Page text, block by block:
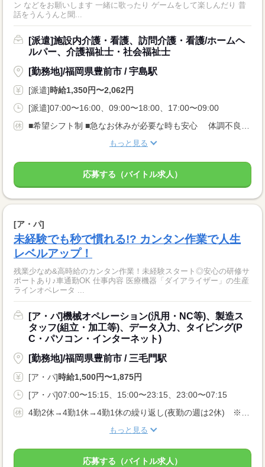
ン などをお願いします 一緒に歌ったり ゲームをして楽しんだり 昔
話をうんうんと聞...
[派遣]施設内介護・看護、訪問介護・看護/ホームヘ
ルパー、介護福祉士・社会福祉士
[勤務地]/福岡県豊前市 / 宇島駅
[派遣]時給1,350円〜2,062円
[派遣]07:00〜16:00、09:00〜18:00、17:00〜09:00
もっと見る
応募する（バイトル求人）
[ア・パ]
未経験でも秒で慣れる!? カンタン作業で人生
レベルアップ！
残業少なめ&高時給のカンタン作業！未経験スタート◎安心の研修サ
ポートあり♪車通勤OK 仕事内容 医療機器「ダイアライザー」の生産
ラインオペレータ ...
[ア・パ]機械オペレーション(汎用・NC等)、製造ス
タッフ(組立・加工等)、データ入力、タイピング(P
C・パソコン・インターネット)
[勤務地]/福岡県豊前市 / 三毛門駅
[ア・パ]時給1,500円〜1,875円
[ア・パ]07:00〜15:15、15:00〜23:15、23:00〜07:15
もっと見る
応募する（バイトル求人）